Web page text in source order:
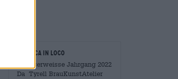
Verifica in loco
È Kaiserweisse Jahrgang 2022
Da Tyrell BrauKunstAtelier